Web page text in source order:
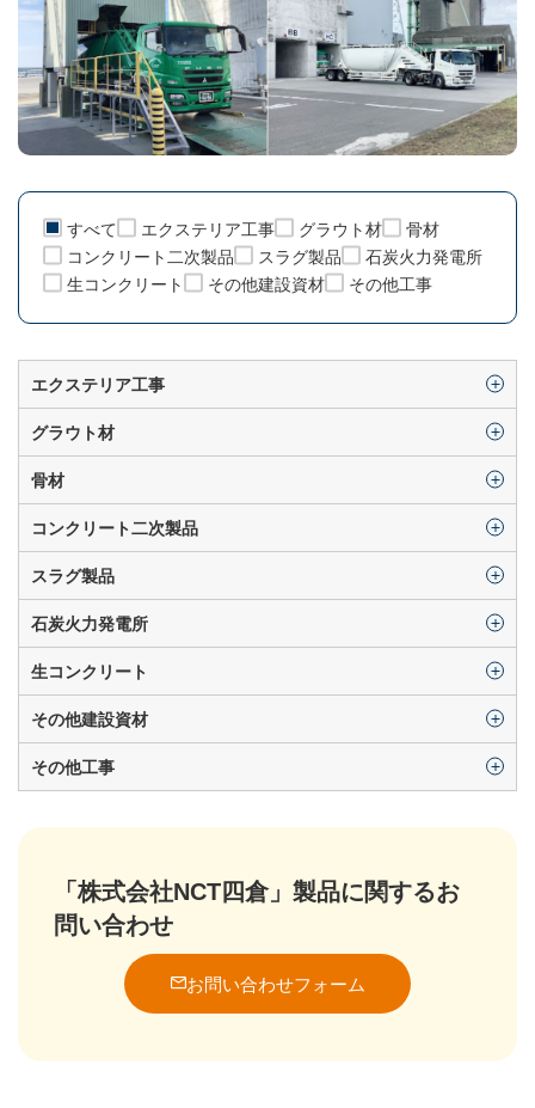
すべて エクステリア工事 グラウト材
骨材
コンクリート二次製品
スラグ製品
石炭火力発電所
生コンクリート
その他建設資材 その他工事
エクステリア工事
グラウト材
骨材
コンクリート二次製品
スラグ製品
石炭火力発電所
生コンクリート
その他建設資材
その他工事
「株式会社NCT四倉」製品に関するお
問い合わせ
お問い合わせフォーム